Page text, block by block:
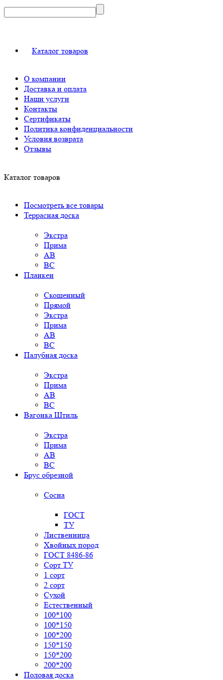
Каталог товаров
О компании
Доставка и оплата
Наши услуги
Контакты
Сертификаты
Политика конфиденциальности
Условия возврата
Отзывы
Каталог товаров
Посмотреть все товары
Террасная доска
Экстра
Прима
AB
BC
Планкен
Скошенный
Прямой
Экстра
Прима
AB
BC
Палубная доска
Экстра
Прима
AB
BC
Вагонка Штиль
Экстра
Прима
AB
BC
Брус обрезной
Сосна
ГОСТ
ТУ
Лиственница
Хвойных пород
ГОСТ 8486-86
Сорт ТУ
1 сорт
2 сорт
Сухой
Естественный
100*100
100*150
100*200
150*150
150*200
200*200
Половая доска